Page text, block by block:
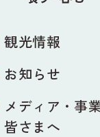
観光情報
お知らせ
メディア・事
皆さまへ